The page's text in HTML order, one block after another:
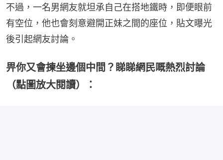
不過，一名男網友就坦承自己在搭地鐵時，即便眼前
有空位，他也會刻意避開正妹之間的座位，貼文曝光
後引起網友討論。
畀你又會揀坐邊個中間？睇睇網民嘅熱烈討論
（點圖放大閱讀）：